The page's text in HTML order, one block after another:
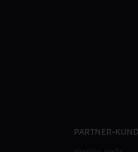
PARTNER-